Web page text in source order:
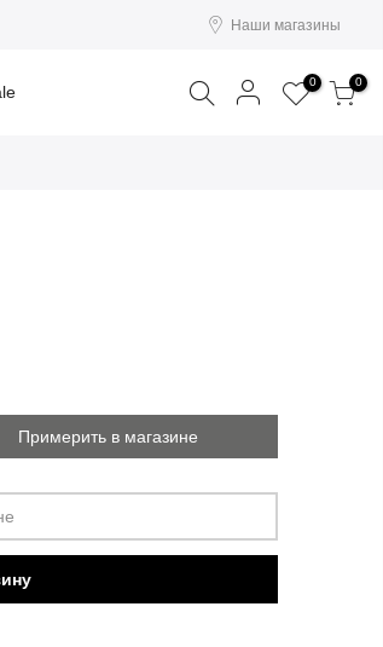
Наши магазины
Поиск 0 0
Примерить в магазине